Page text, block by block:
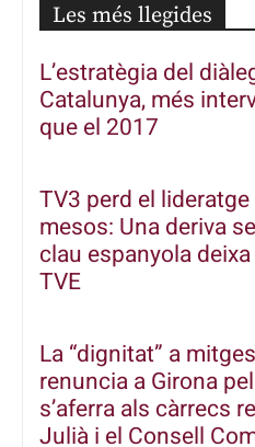
Les més llegides
L’estratègia del
Catalunya, més
que el 2017
TV3 perd el
mesos: Una deriva
clau espanyola
TVE
La “dignitat” a
renuncia a Girona
s’aferra als càrrecs
Julià i el Consell